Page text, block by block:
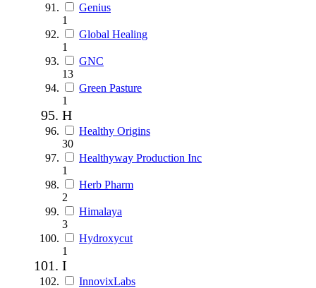
Genius
1
Global Healing
1
GNC
13
Green Pasture
1
H
Healthy Origins
30
Healthyway Production Inc
1
Herb Pharm
2
Himalaya
3
Hydroxycut
1
I
InnovixLabs